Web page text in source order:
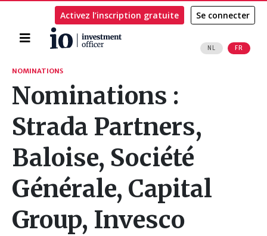
Accueil
NL FR
Activez l’inscription gratuite Se connecter
Rechercher
NOMINATIONS
Nominations :
Strada Partners,
Baloise, Société
Générale, Capital
Group, Invesco